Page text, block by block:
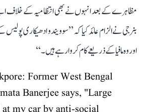
مظاہرے کے بعد انہوں نے بھی انتظامیہ کے خلاف
بنرجی نے الزام عائد کیا کہ ’’سوویندو ادھیکاری
اور وہ مافیا کے ذریعے کام کروا رہے ہیں۔‘‘
Former West Bengal
Banerjee says, "Large